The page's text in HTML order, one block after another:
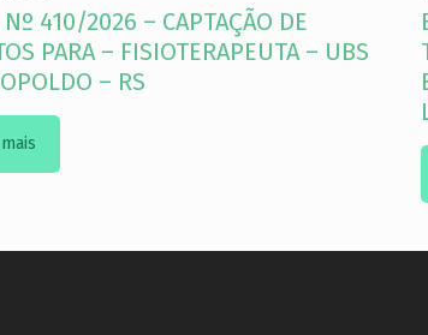
Nº 410/2026 – CAPTAÇÃO DE
PARA – FISIOTERAPEUTA – UBS
– RS